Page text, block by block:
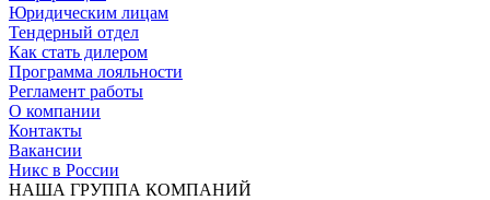
Юридическим лицам
Тендерный отдел
Как стать дилером
Программа лояльности
Регламент работы
О компании
Контакты
Вакансии
Никс в России
НАША ГРУППА КОМПАНИЙ